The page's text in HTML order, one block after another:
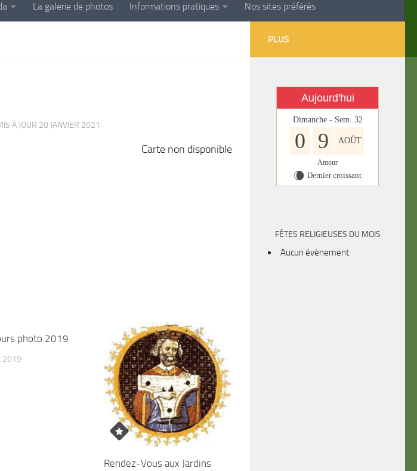
La galerie de photos Informations pratiques Nos sites préférés
À JOUR 20 JANVIER 2021
Carte non disponible
photo 2019
2019
Rendez-Vous aux Jardins
PLUS
Aujourd'hui
Dimanche - Sem. 32
0 9 AOÛT
Amour
W Dernier croissant
FÊTES RELIGIEUSES DU MOIS
Aucun évènement